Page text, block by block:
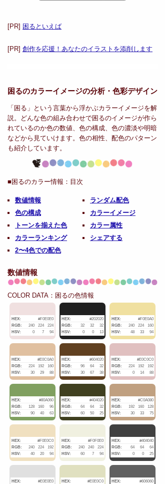
[PR] 困るといえば
[PR] 創作を応援！あなたのイラストを添削します
困るのカラーイメージの分析・ 色彩デザイン
「困る」という言葉から浮かぶカラーイメージを解
説。どんな色の組み合わせで困るのイメージが作ら
れているのか色の数値、色の構成、色の濃淡や明暗
などから見ていけます。色の相性、配色のパターン
も紹介しています。
■困るのカラー情報： 目次
数値情報
色の構成
トーンを揃えた色
カラーランキング
2〜4色での配色
ランダム配色
カラーイメージ
カラー属性
シェアする
数値情報
COLOR DATA：困るの色情報
HEX:
#F0E0E0
RGB:
240 224
224
HSV:
0 7 94
HEX:
#202020
RGB:
32 32
32
HSV:
0 0 13
HEX:
#F0E0A0
RGB:
240 224
160
HSV:
48 33 94
HEX:
#E0C0A0
RGB:
224 192
160
HSV:
30 29 88
HEX:
#604020
RGB:
96 64
32
HSV:
30 67 38
HEX:
#E0C0C0
RGB:
224 192
192
HSV:
0 14 88
HEX:
#80A060
RGB:
128 160
96
HSV:
90 40 63
HEX:
#404020
RGB:
64 64
32
HSV:
60 50 25
HEX:
#C0A080
RGB:
192 160
128
HSV:
30 33 75
HEX:
#F0E0C0
RGB:
240 224
192
HSV:
40 20 94
HEX:
#F0F0E0
RGB:
240 240
224
HSV:
60 7 94
HEX:
#404040
RGB:
64 64
64
HSV:
0 0 25
HEX: #E0E0E0 HEX: #E0E0C0 HEX: #606060